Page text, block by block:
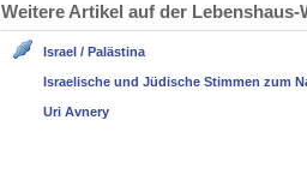
Weitere Artikel auf der
Israel / Palästina
Israelische und Jüdische Stimmen zum
Uri Avnery